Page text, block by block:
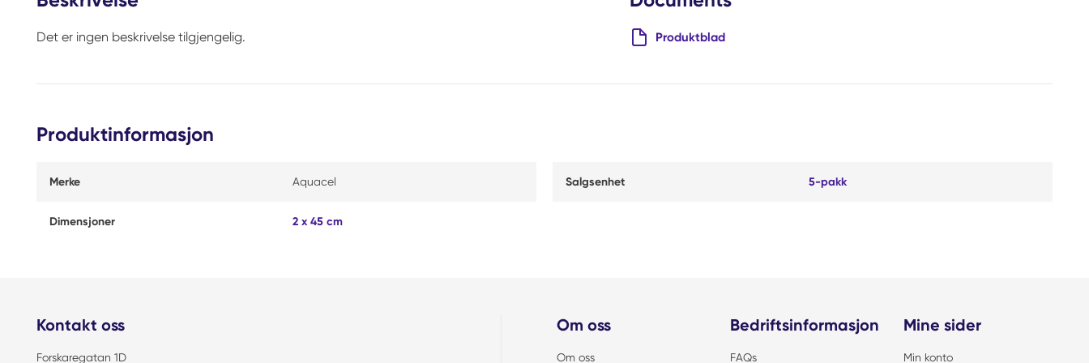
Det er ingen beskrivelse tilgjengelig. Produktblad
Produktinformasjon
Merke Aquacel Salgsenhet 5-pakk
Dimensjoner 2 x 45 cm
Kontakt oss
Forskaregatan 1D
Om oss
Om oss
Bedriftsinformasjon
FAQs
Mine sider
Min konto